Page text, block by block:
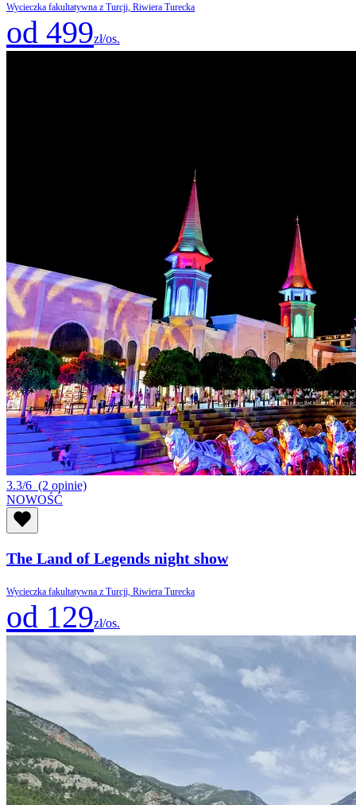
Wycieczka fakultatywna z Turcji, Riwiera Turecka
od 499zł/os.
3.3/6 (2 opinie)
NOWOŚĆ
The Land of Legends night show
Wycieczka fakultatywna z Turcji, Riwiera Turecka
od 129zł/os.